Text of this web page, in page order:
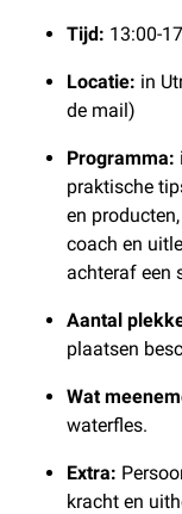
Tijd: 13:00-
Locatie: in
de mail)
Programma:
praktische
en
coach en
achteraf een
Aantal
plaatsen
Wat
waterfles.
Extra:
kracht en